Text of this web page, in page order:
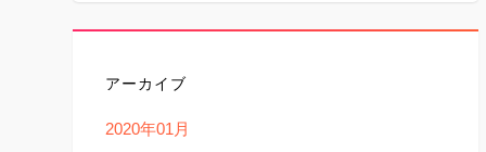
アーカイブ
2020年01月